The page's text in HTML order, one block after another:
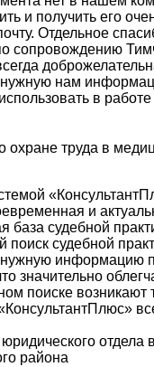
и получить его
Отдельное
сопровождению
нам
в
охране труда в
и
база судебной
судебной
нужную информацию
значительно
поиске возникают
отдела
района